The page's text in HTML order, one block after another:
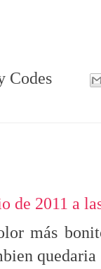
Codes
de 2011 a
más